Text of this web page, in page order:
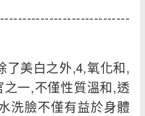
美白之外,4,氧化和,
一,不僅性質溫和,透
洗臉不僅有益於身體